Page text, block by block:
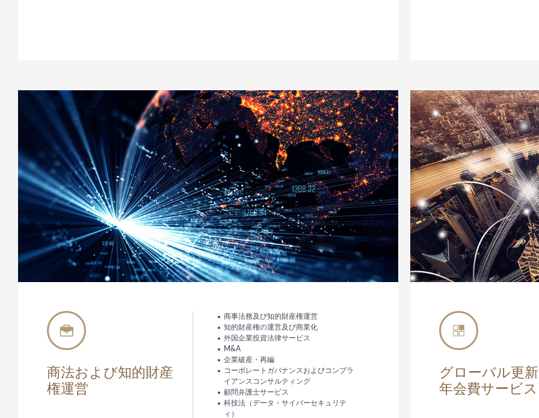
商法および知的財産
権運営
商事法務及び知的財産権運営
知的財産権の運営及び商業化
外国企業投資法律サービス
M&A
企業破産・再編
コーポレートガバナンスおよびコンプラ
イアンスコンサルティング
顧問弁護士サービス
科技法（データ・サイバーセキュリテ
ィ）
グローバル更
年会費サービス